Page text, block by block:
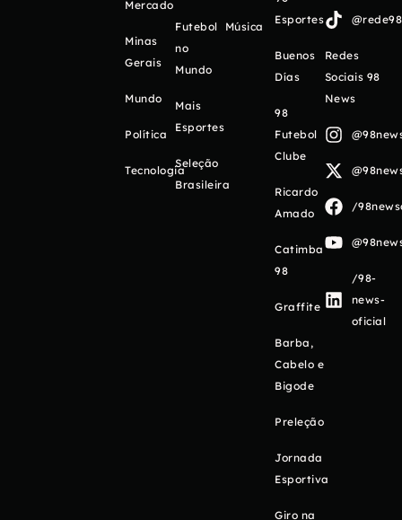
Mercado
Minas
Gerais
Mundo
Política
Tecnologia
Futebol
no
Mundo
Mais
Esportes
Seleção
Brasileira
Música
Esportes
Buenos
Días
98
Futebol
Clube
Ricardo
Amado
Catimba
98
Graffite
Barba,
Cabelo e
Bigode
Preleção
Jornada
Esportiva
Giro na
Redes
Sociais 98
News
/
/98-
news-
oficial